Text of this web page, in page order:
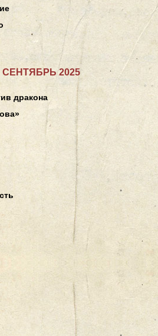
СЕНТЯБРЬ 2025
дракона